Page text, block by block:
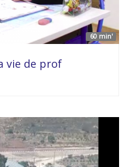
60 min'
vie de prof